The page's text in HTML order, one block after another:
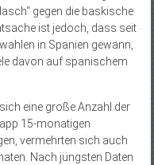
gegen die baskische
ist jedoch, dass seit
in Spanien gewann,
davon auf spanischem
eine große Anzahl der
15-monatigen
vermehrten sich auch
Nach jüngsten Daten